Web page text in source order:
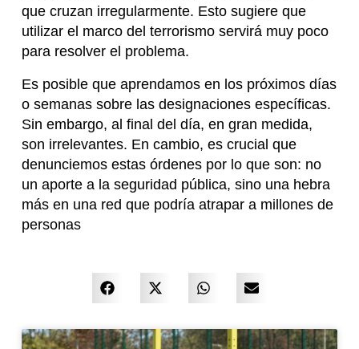
que cruzan irregularmente. Esto sugiere que
utilizar el marco del terrorismo servirá muy poco
para resolver el problema.
Es posible que aprendamos en los próximos días
o semanas sobre las designaciones específicas.
Sin embargo, al final del día, en gran medida,
son irrelevantes. En cambio, es crucial que
denunciemos estas órdenes por lo que son: no
un aporte a la seguridad pública, sino una hebra
más en una red que podría atrapar a millones de
personas